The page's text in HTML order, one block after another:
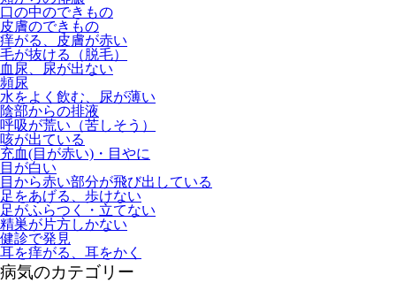
口の中のできもの
皮膚のできもの
痒がる、皮膚が赤い
毛が抜ける（脱毛）
血尿、尿が出ない
頻尿
水をよく飲む、尿が薄い
陰部からの排液
呼吸が荒い（苦しそう）
咳が出ている
充血(目が赤い)・目やに
目が白い
目から赤い部分が飛び出している
足をあげる、歩けない
足がふらつく・立てない
精巣が片方しかない
健診で発見
耳を痒がる、耳をかく
病気のカテゴリー